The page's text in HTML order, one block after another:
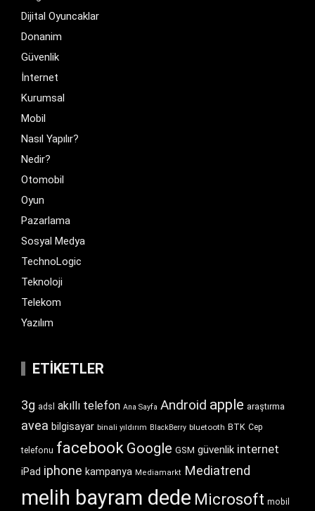
Dijital Oyuncaklar
Donanim
Güvenlik
İnternet
Kurumsal
Mobil
Nasıl Yapılır?
Nedir?
Otomobil
Oyun
Pazarlama
Sosyal Medya
TechnoLogic
Teknoloji
Telekom
Yazılım
ETIKETLER
3g adsl akıllı telefon Ana Sayfa Android apple araştırma
avea bilgisayar binali yıldırım BlackBerry bluetooth BTK Cep
telefonu facebook Google GSM güvenlik internet
iPad iphone kampanya Mediamarkt Mediatrend
melih bayram dede Microsoft mobil